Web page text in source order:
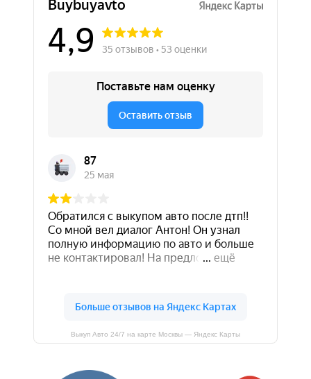
Выкуп Авто 24/7 на карте Москвы — Яндекс Карты